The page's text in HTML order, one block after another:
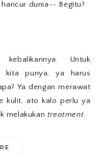
dunia~~ Begitu?
Untuk
kita punya, ya harus
Ya dengan merawat
kulit, ato kalo perlu ya
melakukan treatment.